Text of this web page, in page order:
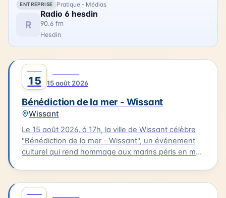
ENTREPRISE Pratique - Médias
R
Radio 6 hesdin
90.6 fm
Hesdin
15 15 août 2026
Bénédiction de la mer - Wissant
Wissant
Le 15 août 2026, à 17h, la ville de Wissant célèbre
"Bénédiction de la mer - Wissant", un événement
culturel qui rend hommage aux marins péris en mer.
déroulera la bénédiction. Cette cérémonie sera